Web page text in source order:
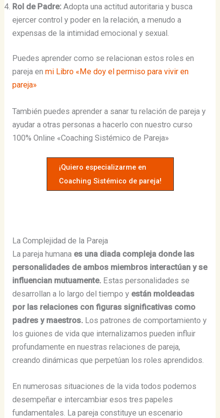
Rol de Padre: Adopta una actitud autoritaria y busca
ejercer control y poder en la relación, a menudo a
expensas de la intimidad emocional y sexual.
Puedes aprender como se relacionan estos roles en
pareja enmi Libro «Me doy el permiso para vivir en
pareja»
También puedes aprender a sanar tu relación de pareja y
ayudar a otras personas a hacerlo con nuestro curso
100% Online «Coaching Sistémico de Pareja»
¡Quiero especializarme en
Coaching Sistémico de pareja!
La Complejidad de la Pareja
La pareja humana es una diada compleja donde las
personalidades de ambos miembros interactúan y se
influencian mutuamente. Estas personalidades se
desarrollan a lo largo del tiempo y están moldeadas
por las relaciones con figuras significativas como
padres y maestros​​. Los patrones de comportamiento y
los guiones de vida que internalizamos pueden influir
profundamente en nuestras relaciones de pareja,
creando dinámicas que perpetúan los roles aprendidos.
En numerosas situaciones de la vida todos podemos
desempeñar e intercambiar esos tres papeles
fundamentales. La pareja constituye un escenario